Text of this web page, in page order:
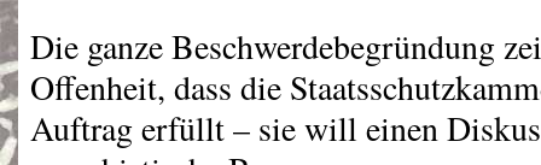
Die ganze Beschwerdebegründung
Offenheit, dass die
Auftrag erfüllt – sie will einen